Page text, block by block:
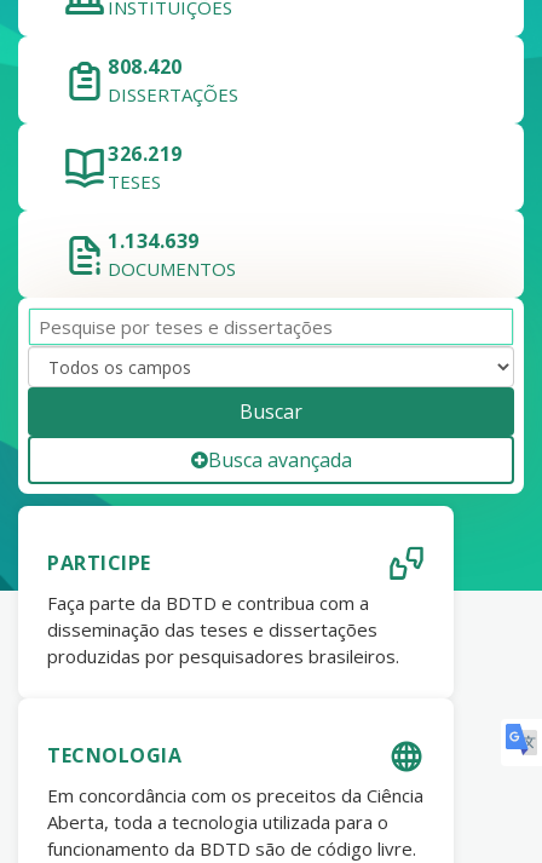
INSTITUIÇÕES
808.420
DISSERTAÇÕES
326.219
TESES
1.134.639
DOCUMENTOS
Buscar
Busca avançada
PARTICIPE
Faça parte da BDTD e contribua com a
disseminação das teses e dissertações
produzidas por pesquisadores brasileiros.
TECNOLOGIA
Em concordância com os preceitos da Ciência
Aberta, toda a tecnologia utilizada para o
funcionamento da BDTD são de código livre.